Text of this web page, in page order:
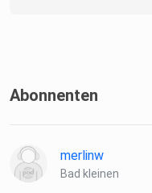
Abonnenten
merlinw
Bad kleinen